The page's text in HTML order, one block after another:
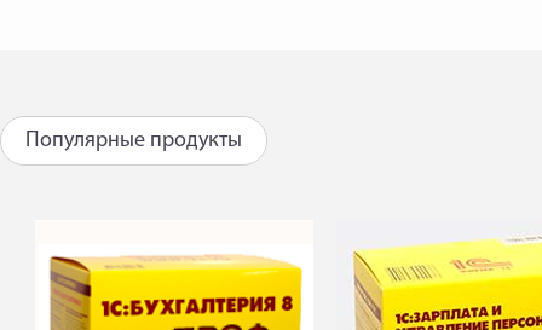
Популярные продукты